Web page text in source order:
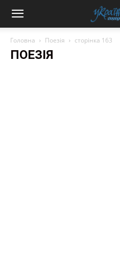
Головна Поезія сторінка 163
ПОЕЗІЯ